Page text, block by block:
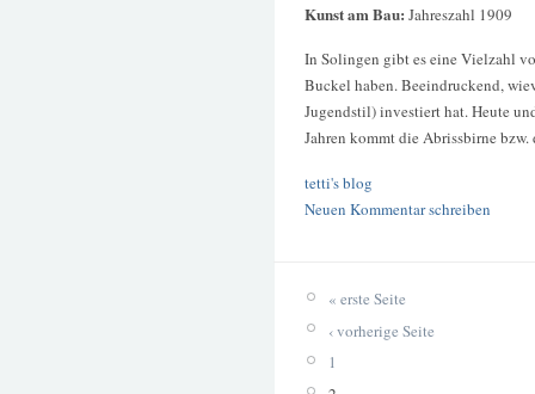
Kunst am Bau: Jahreszahl 1909
In Solingen gibt es eine Vielzahl
Buckel haben. Beeindruckend,
Jugendstil) investiert hat. Heute
Jahren kommt die Abrissbirne
tetti's blog
Neuen Kommentar schreiben
« erste Seite
‹ vorherige Seite
1